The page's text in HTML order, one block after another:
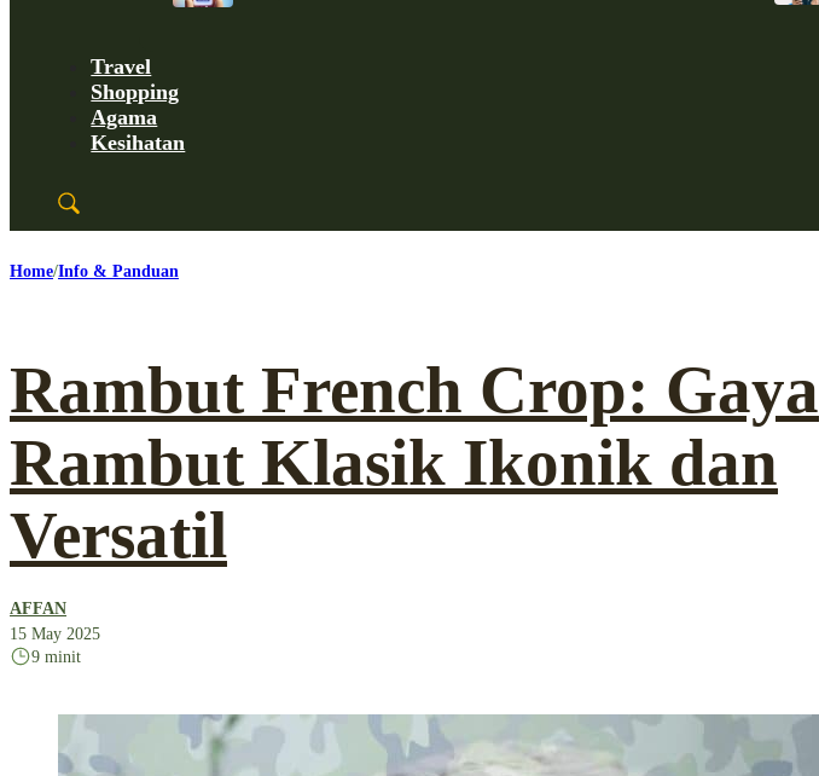
Travel
Shopping
Agama
Kesihatan
Home Info & Panduan
Rambut French Crop: Gaya
Rambut Klasik Ikonik dan
Versatil
AFFAN
15 May 2025
9 minit